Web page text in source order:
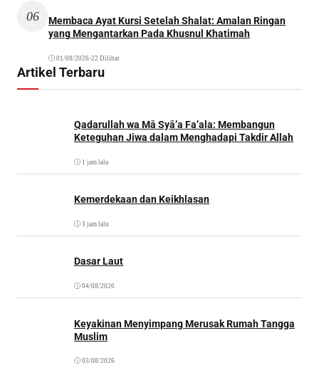
06
Membaca Ayat Kursi Setelah Shalat: Amalan Ringan
yang Mengantarkan Pada Khusnul Khatimah
01/08/2026•22 Dilihat
Artikel Terbaru
Qadarullah wa Mā Syā’a Fa’ala: Membangun
Keteguhan Jiwa dalam Menghadapi Takdir Allah
1 jam lalu
Kemerdekaan dan Keikhlasan
3 jam lalu
Dasar Laut
04/08/2026
Keyakinan Menyimpang Merusak Rumah Tangga
Muslim
03/08/2026